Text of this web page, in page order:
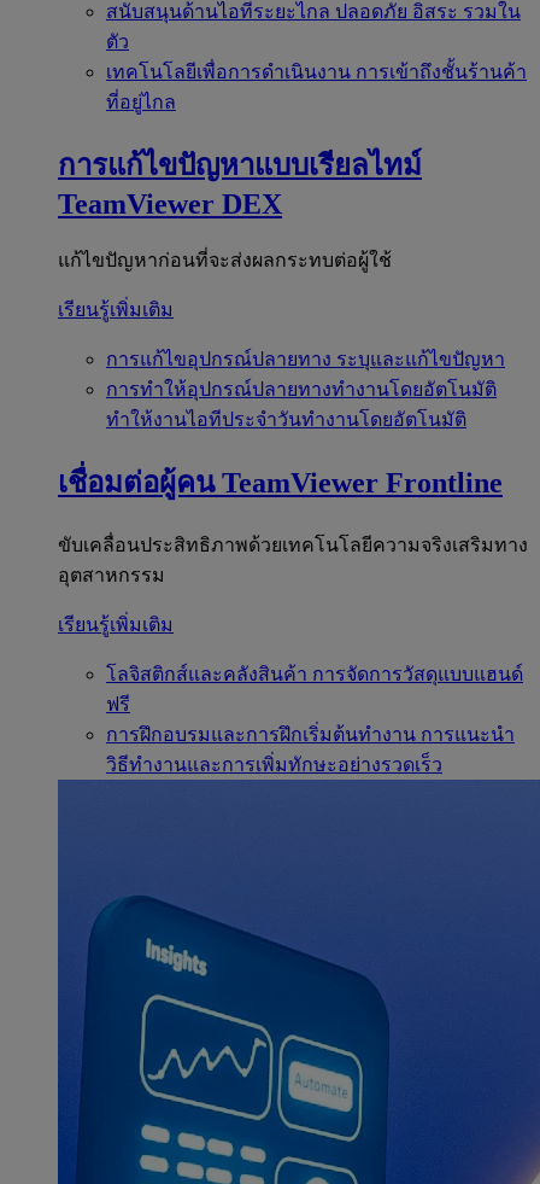
สนับสนุนด้านไอทีระยะไกล ปลอดภัย อิสระ รวมใน
ตัว
เทคโนโลยีเพื่อการดำเนินงาน การเข้าถึงชั้นร้านค้า
ที่อยู่ไกล
การแก้ไขปัญหาแบบเรียลไทม์
TeamViewer DEX
แก้ไขปัญหาก่อนที่จะส่งผลกระทบต่อผู้ใช้
เรียนรู้เพิ่มเติม
การแก้ไขอุปกรณ์ปลายทาง ระบุและแก้ไขปัญหา
การทำให้อุปกรณ์ปลายทางทำงานโดยอัตโนมัติ
ทำให้งานไอทีประจำวันทำงานโดยอัตโนมัติ
เชื่อมต่อผู้คน TeamViewer Frontline
ขับเคลื่อนประสิทธิภาพด้วยเทคโนโลยีความจริงเสริมทาง
อุตสาหกรรม
เรียนรู้เพิ่มเติม
โลจิสติกส์และคลังสินค้า การจัดการวัสดุแบบแฮนด์
ฟรี
การฝึกอบรมและการฝึกเริ่มต้นทำงาน การแนะนำ
วิธีทำงานและการเพิ่มทักษะอย่างรวดเร็ว